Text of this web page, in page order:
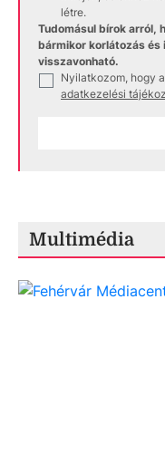
létre.
Tudomásul bírok arról,
bármikor korlátozás és
visszavonható.
Nyilatkozom, hogy
adatkezelési
Multimédia